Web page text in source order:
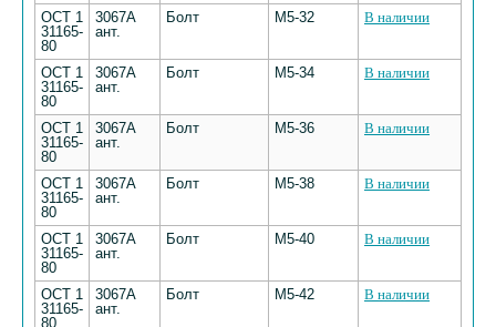
ОСТ 1
31165-
80
3067А
ант.
Болт М5-32 В наличии
ОСТ 1
31165-
80
3067А
ант.
Болт М5-34 В наличии
ОСТ 1
31165-
80
3067А
ант.
Болт М5-36 В наличии
ОСТ 1
31165-
80
3067А
ант.
Болт М5-38 В наличии
ОСТ 1
31165-
80
3067А
ант.
Болт М5-40 В наличии
ОСТ 1
31165-
80
3067А
ант.
Болт М5-42 В наличии